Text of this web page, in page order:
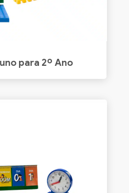
para 2º Ano